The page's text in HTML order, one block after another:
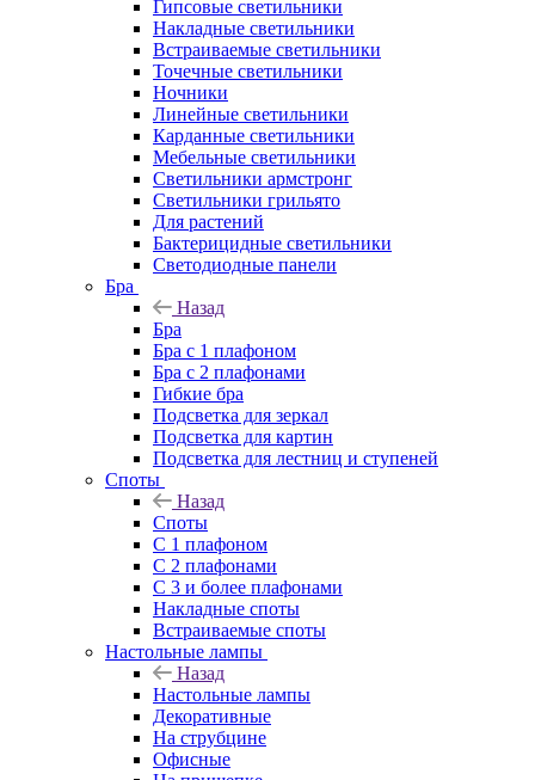
Гипсовые светильники
Накладные светильники
Встраиваемые светильники
Точечные светильники
Ночники
Линейные светильники
Карданные светильники
Мебельные светильники
Светильники армстронг
Светильники грильято
Для растений
Бактерицидные светильники
Светодиодные панели
Бра
Назад
Бра
Бра с 1 плафоном
Бра с 2 плафонами
Гибкие бра
Подсветка для зеркал
Подсветка для картин
Подсветка для лестниц и ступеней
Споты
Назад
Споты
С 1 плафоном
С 2 плафонами
С 3 и более плафонами
Накладные споты
Встраиваемые споты
Настольные лампы
Назад
Настольные лампы
Декоративные
На струбцине
Офисные